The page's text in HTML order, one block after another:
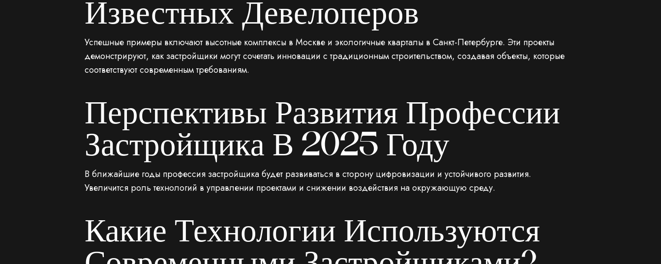
Известных Девелоперов
Успешные примеры включают высотные комплексы в Москве и экологичные кварталы в Санкт-Петербурге. Эти проекты
демонстрируют, как застройщики могут сочетать инновации с традиционным строительством, создавая объекты, которые
соответствуют современным требованиям.
Перспективы Развития Профессии
Застройщика В 2025 Году
В ближайшие годы профессия застройщика будет развиваться в сторону цифровизации и устойчивого развития.
Увеличится роль технологий в управлении проектами и снижении воздействия на окружающую среду.
Какие Технологии Используются